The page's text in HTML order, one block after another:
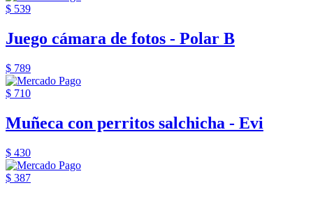
$ 539
Juego cámara de fotos - Polar B
$ 789
$ 710
Muñeca con perritos salchicha - Evi
$ 430
$ 387